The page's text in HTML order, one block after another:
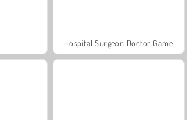
Hospital Surgeon Doctor Game